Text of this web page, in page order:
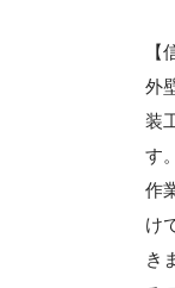
外
装
す
作
け
き